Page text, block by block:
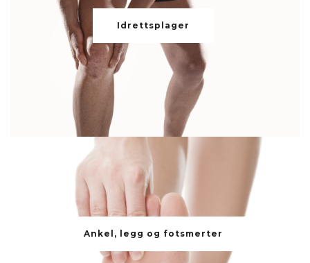
Idrettsplager
Ankel, legg og fotsmerter